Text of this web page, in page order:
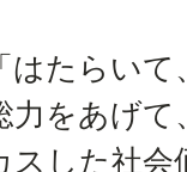
たらい
力をあげ
スした社